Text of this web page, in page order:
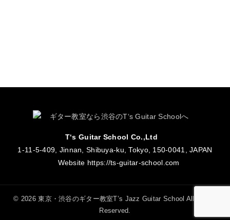
T‘s Guitar School Co.,Ltd
1-11-5-409, Jinnan, Shibuya-ku, Tokyo, 150-0041, JAPAN
Website https://ts-guitar-school.com
© 2026 東京・渋谷のギター教室T’s Jazz Guitar School All Rights
Reserved.